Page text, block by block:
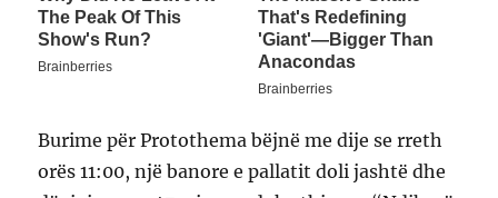
Burime për Protothema bëjnë me dije se rreth
orës 11:00, një banore e pallatit doli jashtë dhe